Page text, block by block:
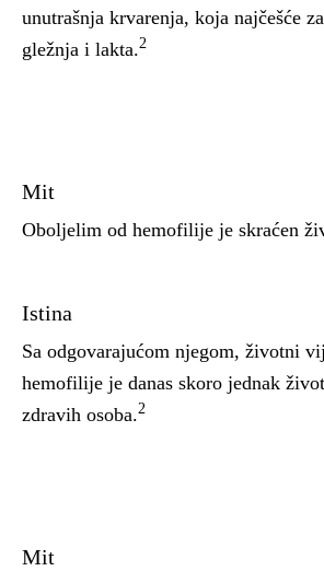
unutrašnja krvarenja, koja najčešće
gležnja i lakta.2
Mit
Oboljelim od hemofilije je skraćen
Istina
Sa odgovarajućom njegom, životni
hemofilije je danas skoro jednak
zdravih osoba.2
Mit